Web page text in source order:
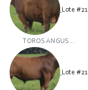
Lote #21
TOROS ANGUS...
Lote #21